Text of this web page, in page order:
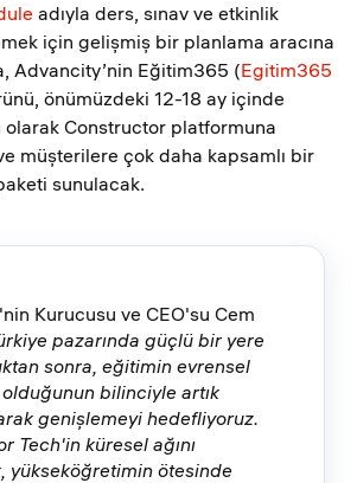
adıyla ders, sınav ve etkinlik
için gelişmiş bir planlama aracına
Advancity’nin Eğitim365 (Egitim365
önümüzdeki 12-18 ay içinde
Constructor platformuna
müşterilere çok daha kapsamlı bir
sunulacak.
Kurucusu ve CEO'su Cem
pazarında güçlü bir yere
sonra, eğitimin evrensel
bilinciyle artık
genişlemeyi hedefliyoruz.
Tech'in küresel ağını
yükseköğretimin ötesinde